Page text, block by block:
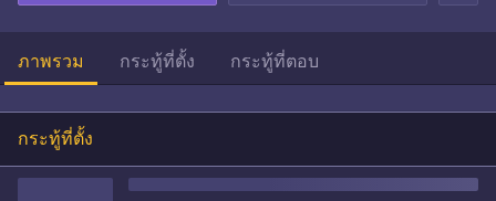
ภาพรวม กระทู้ที่ตั้ง กระทู้ที่ตอบ
กระทู้ที่ตั้ง